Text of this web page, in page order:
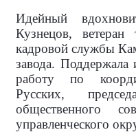
Идейный
Кузнецов,
кадровой службы
завода. Поддержала
работу по
Русских,
общественного
управленческого